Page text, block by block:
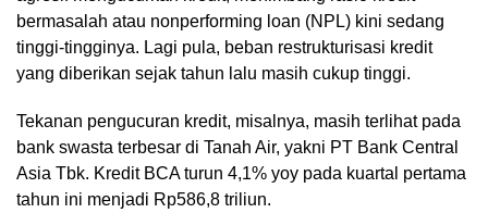
bermasalah atau nonperforming loan (NPL) kini sedang
tinggi-tingginya. Lagi pula, beban restrukturisasi kredit
yang diberikan sejak tahun lalu masih cukup tinggi.
Tekanan pengucuran kredit, misalnya, masih terlihat pada
bank swasta terbesar di Tanah Air, yakni PT Bank Central
Asia Tbk. Kredit BCA turun 4,1% yoy pada kuartal pertama
tahun ini menjadi Rp586,8 triliun.